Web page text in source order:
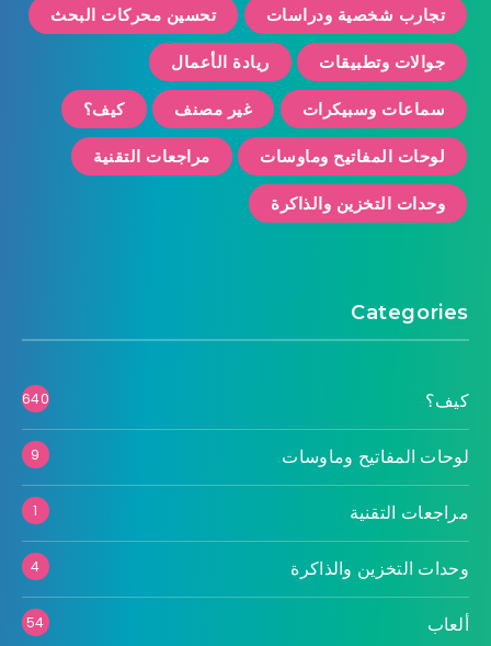
تجارب شخصية ودراسات تحسين محركات البحث
جوالات وتطبيقات ريادة الأعمال
سماعات وسبيكرات غير مصنف كيف؟
لوحات المفاتيح وماوسات مراجعات التقنية
وحدات التخزين والذاكرة
Categories
كيف؟ 640
لوحات المفاتيح وماوسات 9
مراجعات التقنية 1
وحدات التخزين والذاكرة 4
ألعاب 54